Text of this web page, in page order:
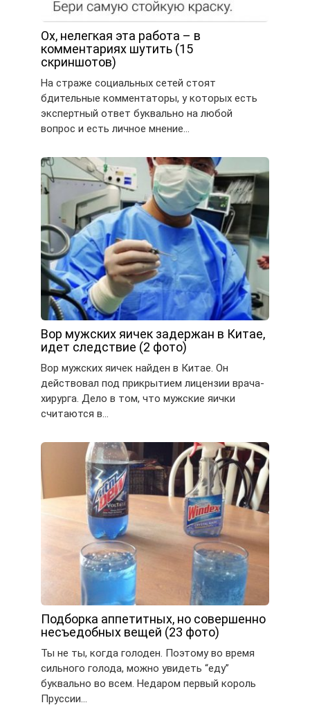
Ох, нелегкая эта работа – в
комментариях шутить (15
скриншотов)
На страже социальных сетей стоят
бдительные комментаторы, у которых есть
экспертный ответ буквально на любой
вопрос и есть личное мнение…
Вор мужских яичек задержан в Китае,
идет следствие (2 фото)
Вор мужских яичек найден в Китае. Он
действовал под прикрытием лицензии врача-
хирурга. Дело в том, что мужские яички
считаются в…
Подборка аппетитных, но совершенно
несъедобных вещей (23 фото)
Ты не ты, когда голоден. Поэтому во время
сильного голода, можно увидеть “еду”
буквально во всем. Недаром первый король
Пруссии…